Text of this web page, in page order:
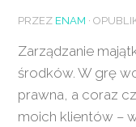
PRZEZ ENAM ·
Zarządzanie
środków. W grę
prawna, a coraz
moich klientów –